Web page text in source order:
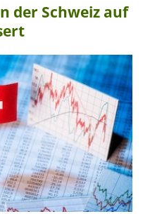
der Schweiz auf